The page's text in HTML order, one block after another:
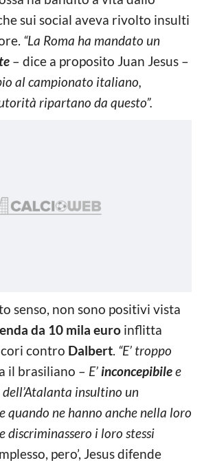
sui social aveva rivolto insulti
“La Roma ha mandato un
– dice a proposito Juan Jesus –
al campionato italiano,
ripartano da questo”.
senso, non sono positivi vista
da 10 mila euro inflitta
cori contro Dalbert. “E’ troppo
il brasiliano – E’inconcepibilee
insultino un
quando ne hanno anche nella loro
discriminassero i loro stessi
pero’, Jesus difende